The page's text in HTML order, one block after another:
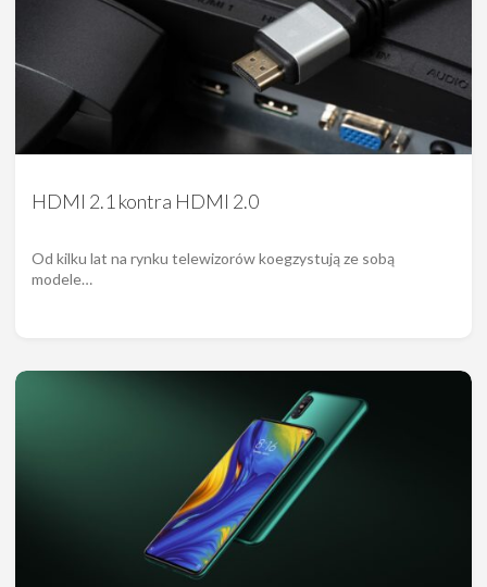
HDMI 2.1 kontra HDMI 2.0
Od kilku lat na rynku telewizorów koegzystują ze sobą
modele…